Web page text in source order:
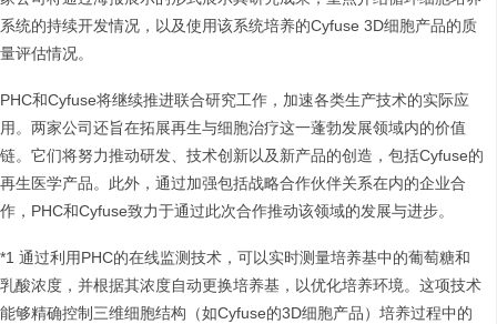
系统的持续开发情况，以及使用该系统培养的Cyfuse 3D细胞产品的质
量评估情况。
PHC和Cyfuse将继续推进联合研究工作，加速各类生产技术的实际应
用。两家公司还旨在拓展再生与细胞治疗这一蓬勃发展领域内的价值
链。它们将努力推动研发、技术创新以及新产品的创造，包括Cyfuse的
再生医学产品。此外，通过加强包括战略合作伙伴关系在内的企业合
作，PHC和Cyfuse致力于通过此次合作推动该领域的发展与进步。
*1 通过利用PHC的在线监测技术，可以实时测量培养基中的葡萄糖和
乳酸浓度，并根据其浓度自动更换培养基，以优化培养环境。这项技术
能够精确控制三维细胞结构（如Cyfuse的3D细胞产品）培养过程中的